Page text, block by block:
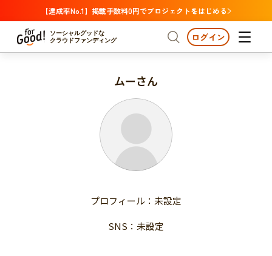
【達成率No.1】掲載手数料0円でプロジェクトをはじめる
ソーシャルグッドな
クラウドファンディング
プロジェクトからさがす 注目
支援金額が多い
支援人数が多い
終了日が近い
国際協力
子ども・教育
支援金額が多い
終了日が近い
カテゴリーからさがす
医療・福祉
子ども・教育
人権・マイノリティ
ログイン
ムーさん
プロフィール：未設定
SNS：未設定